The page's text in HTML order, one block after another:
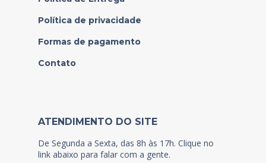
Política de privacidade
Formas de pagamento
Contato
ATENDIMENTO DO SITE
De Segunda a Sexta, das 8h às 17h. Clique no
link abaixo para falar com a gente.